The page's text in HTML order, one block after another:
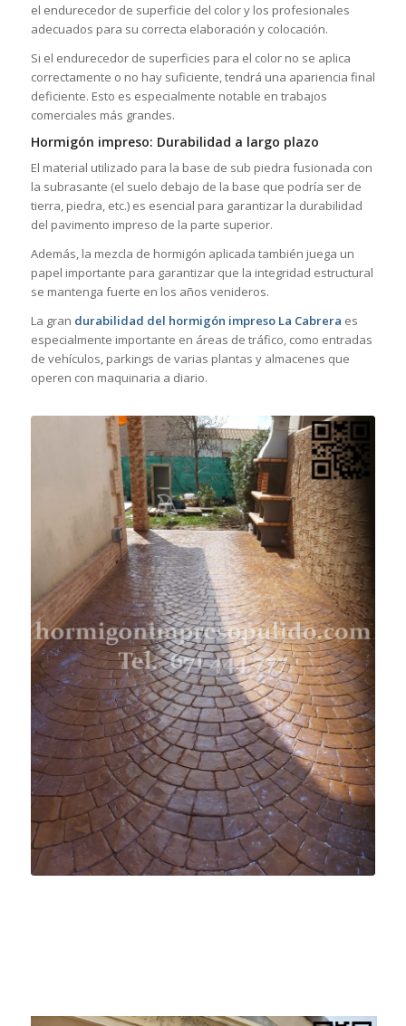
el endurecedor de superficie del color y los profesionales
adecuados para su correcta elaboración y colocación.
Si el endurecedor de superficies para el color no se aplica
correctamente o no hay suficiente, tendrá una apariencia final
deficiente. Esto es especialmente notable en trabajos
comerciales más grandes.
Hormigón impreso: Durabilidad a largo plazo
El material utilizado para la base de sub piedra fusionada con
la subrasante (el suelo debajo de la base que podría ser de
tierra, piedra, etc.) es esencial para garantizar la durabilidad
del pavimento impreso de la parte superior.
Además, la mezcla de hormigón aplicada también juega un
papel importante para garantizar que la integridad estructural
se mantenga fuerte en los años venideros.
La gran durabilidad del hormigón impreso La Cabrera es
especialmente importante en áreas de tráfico, como entradas
de vehículos, parkings de varias plantas y almacenes que
operen con maquinaria a diario.